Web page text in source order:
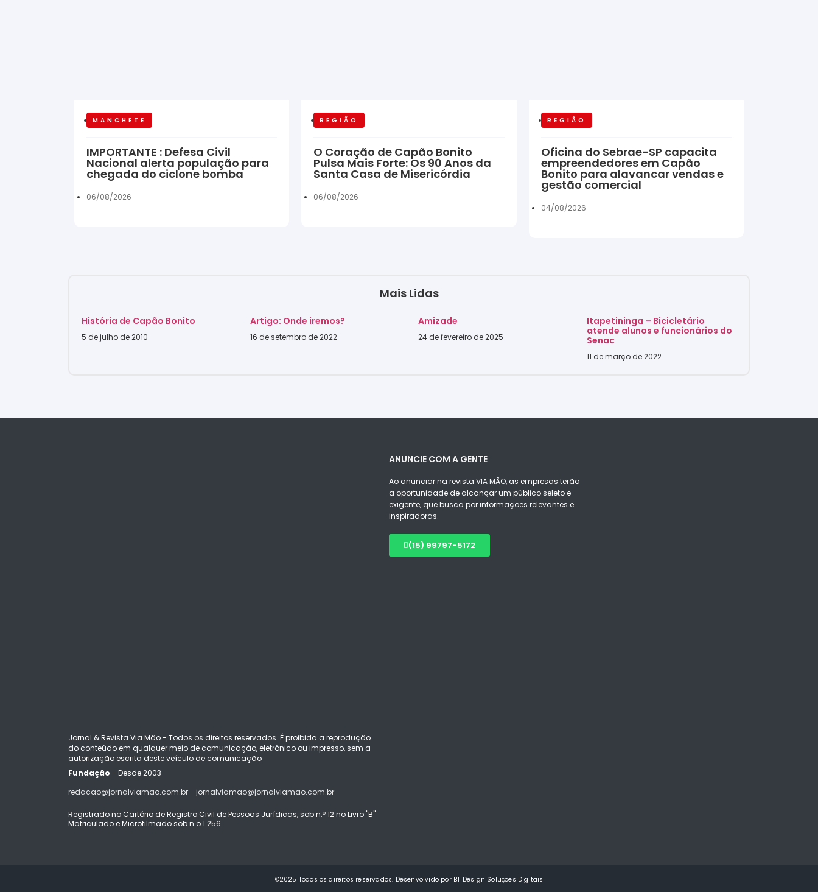
MANCHETE
IMPORTANTE : Defesa Civil
Nacional alerta população para
chegada do ciclone bomba
06/08/2026
REGIÃO
O Coração de Capão Bonito
Pulsa Mais Forte: Os 90 Anos da
Santa Casa de Misericórdia
06/08/2026
REGIÃO
Oficina do Sebrae-SP capacita
empreendedores em Capão
Bonito para alavancar vendas e
gestão comercial
04/08/2026
Mais Lidas
História de Capão Bonito
5 de julho de 2010
Artigo: Onde iremos?
16 de setembro de 2022
Amizade
24 de fevereiro de 2025
Itapetininga – Bicicletário
atende alunos e funcionários do
Senac
11 de março de 2022
Jornal & Revista Via Mão - Todos os direitos reservados. É proibida a reprodução
do conteúdo em qualquer meio de comunicação, eletrônico ou impresso, sem a
autorização escrita deste veículo de comunicação
Fundação - Desde 2003
redacao@jornalviamao.com.br - jornalviamao@jornalviamao.com.br
Registrado no Cartório de Registro Civil de Pessoas Jurídicas, sob n.º 12 no Livro "B"
Matriculado e Microfilmado sob n.o 1.256.
ANUNCIE COM A GENTE
Ao anunciar na revista VIA MÃO, as empresas terão
a oportunidade de alcançar um público seleto e
exigente, que busca por informações relevantes e
inspiradoras.
(15) 99797-5172
©2025 Todos os direitos reservados. Desenvolvido por BT Design Soluções Digitais